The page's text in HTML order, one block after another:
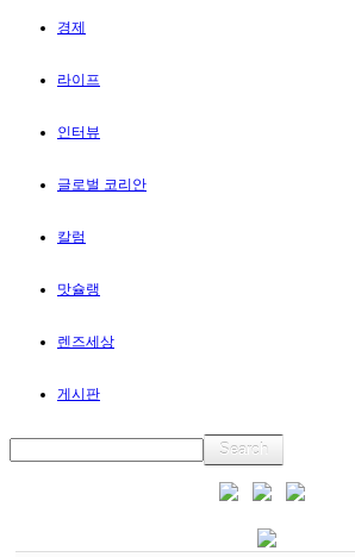
경제
라이프
인터뷰
글로벌 코리안
칼럼
맛슐랭
렌즈세상
게시판